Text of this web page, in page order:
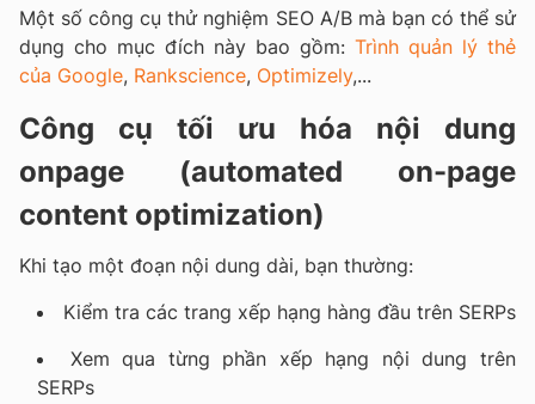
Một số công cụ thử nghiệm SEO A/B mà bạn có thể sử
dụng cho mục đích này bao gồm: Trình quản lý thẻ
của Google, Rankscience, Optimizely,...
Công cụ tối ưu hóa nội dung
onpage (automated on-page
content optimization)
Khi tạo một đoạn nội dung dài, bạn thường:
Kiểm tra các trang xếp hạng hàng đầu trên SERPs
Xem qua từng phần xếp hạng nội dung trên
SERPs